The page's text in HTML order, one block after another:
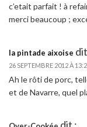
c’etait parfait ! à
merci beaucoup ;
la pintade aixoise
26 SEPTEMBRE 2012 À
Ah le rôti de porc,
et de Navarre, quel